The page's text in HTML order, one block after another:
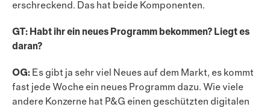
erschreckend. Das hat beide Komponenten.
GT: Habt ihr ein neues Programm bekommen? Liegt es
daran?
OG: Es gibt ja sehr viel Neues auf dem Markt, es kommt
fast jede Woche ein neues Programm dazu. Wie viele
andere Konzerne hat P&G einen geschützten digitalen